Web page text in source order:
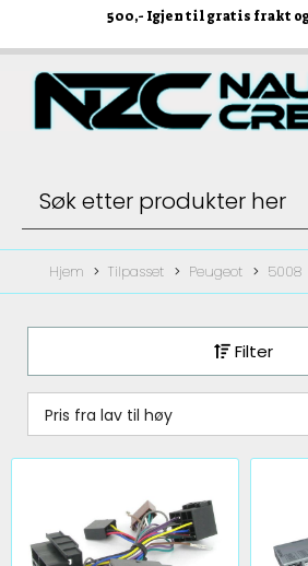
500,- Igjen til gratis frakt og
Hjem Tilpasset Peugeot 5008
Filter
Pris fra lav til høy